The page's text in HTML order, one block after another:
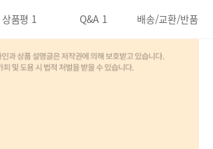
상품평 1 Q&A 1 배송/교환/반품